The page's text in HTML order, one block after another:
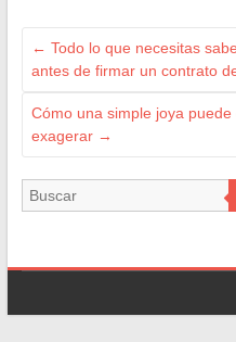
← Todo lo que necesitas
antes de firmar un contrato
Cómo una simple joya
exagerar →